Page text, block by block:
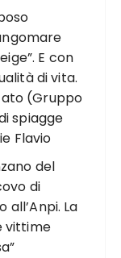
E con
di vita.
(Gruppo
spiagge
Flavio
del
di
all’Anpi. La
vittime